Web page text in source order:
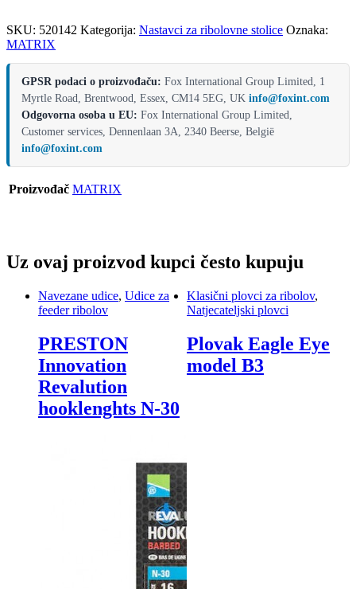
SKU: 520142 Kategorija: Nastavci za ribolovne stolice Oznaka:
MATRIX
GPSR podaci o proizvođaču: Fox International Group Limited, 1
Myrtle Road, Brentwood, Essex, CM14 5EG, UK info@foxint.com
Odgovorna osoba u EU: Fox International Group Limited,
Customer services, Dennenlaan 3A, 2340 Beerse, België
info@foxint.com
Proizvođač MATRIX
Uz ovaj proizvod kupci često kupuju
Navezane udice, Udice za
feeder ribolov
PRESTON
Innovation
Revalution
hooklenghts N-30
Klasični plovci za ribolov,
Natjecateljski plovci
Plovak Eagle Eye
model B3